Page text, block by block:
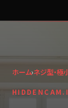
ホーム›ネジ型・極